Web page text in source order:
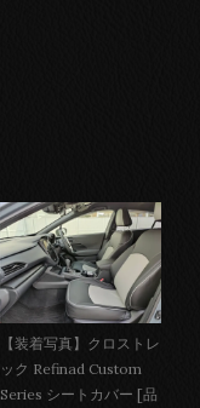
【装着写真】クロストレ
ック Refinad Custom
Series シートカバー [品